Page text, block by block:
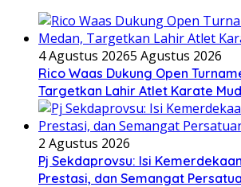
4 Agustus 20265 Agustus 2026
Rico Waas Dukung Open
Targetkan Lahir Atlet Karate
2 Agustus 2026
Pj Sekdaprovsu: Isi
Prestasi, dan Semangat